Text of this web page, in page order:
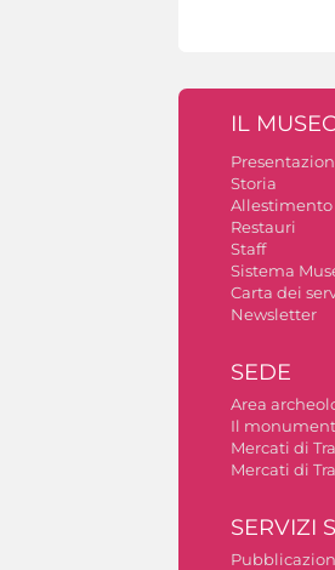
IL
Storia
Allestimento
Restauri
Staff
Sistema
Carta dei
Newsletter
SEDE
Area
Il
Mercati di
Mercati di
SERVIZI